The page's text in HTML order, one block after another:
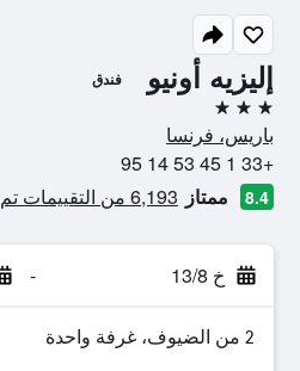
إليزيه أونيو فندق
3 نجوم
باريس، فرنسا
+33 1 45 53 14 95
8.4 ممتاز 6,193 من التقييمات تم التحقق منها
خ 13/8 -
2 من الضيوف، غرفة واحدة